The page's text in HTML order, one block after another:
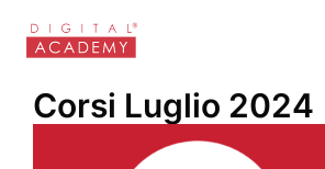
Corsi Luglio 2024